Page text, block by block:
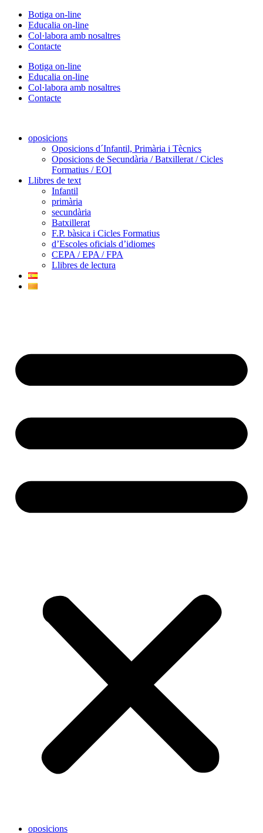
contingut
Botiga on-line
Educalia on-line
Col·labora amb nosaltres
Contacte
Botiga on-line
Educalia on-line
Col·labora amb nosaltres
Contacte
oposicions
Oposicions d´Infantil, Primària i Tècnics
Oposicions de Secundària / Batxillerat / Cicles
Formatius / EOI
Llibres de text
Infantil
primària
secundària
Batxillerat
F.P. bàsica i Cicles Formatius
d’Escoles oficials d’idiomes
CEPA / EPA / FPA
Llibres de lectura
oposicions